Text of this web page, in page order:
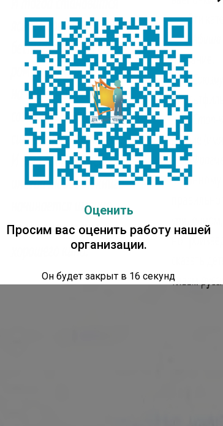
Оценить
Просим вас оценить работу нашей
организации.
Он будет закрыт в 14 секунд